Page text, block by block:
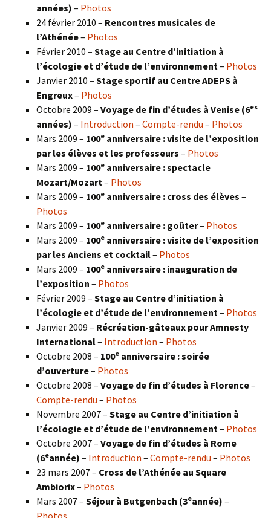
années) – Photos
24 février 2010 – Rencontres musicales de
l’Athénée– Photos
Février 2010 – Stage au Centre d’initiation à
l’écologie et d’étude de l’environnement – Photos
Janvier 2010 – Stage sportif au Centre ADEPS à
Engreux– Photos
Octobre 2009 – Voyage de fin d’études à Venise (6es
années) – Introduction – Compte-rendu – Photos
Mars 2009 – 100e anniversaire : visite de l’exposition
par les élèves et les professeurs – Photos
Mars 2009 – 100e anniversaire : spectacle
Mozart/Mozart – Photos
Mars 2009 – 100e anniversaire : cross des élèves –
Photos
Mars 2009 – 100e anniversaire : goûter– Photos
Mars 2009 – 100e anniversaire : visite de l’exposition
par les Anciens et cocktail– Photos
Mars 2009 – 100e anniversaire : inauguration de
l’exposition – Photos
Février 2009 – Stage au Centre d’initiation à
l’écologie et d’étude de l’environnement – Photos
Janvier 2009 – Récréation-gâteaux pour Amnesty
International– Introduction – Photos
Octobre 2008 – 100e anniversaire : soirée
d’ouverture– Photos
Octobre 2008 – Voyage de fin d’études à Florence–
Compte-rendu – Photos
Novembre 2007 – Stage au Centre d’initiation à
l’écologie et d’étude de l’environnement – Photos
Octobre 2007 – Voyage de fin d’études à Rome
(6eannée) – Introduction – Compte-rendu – Photos
23 mars 2007 – Cross de l’Athénée au Square
Ambiorix– Photos
Mars 2007 – Séjour à Butgenbach (3eannée) –
Photos